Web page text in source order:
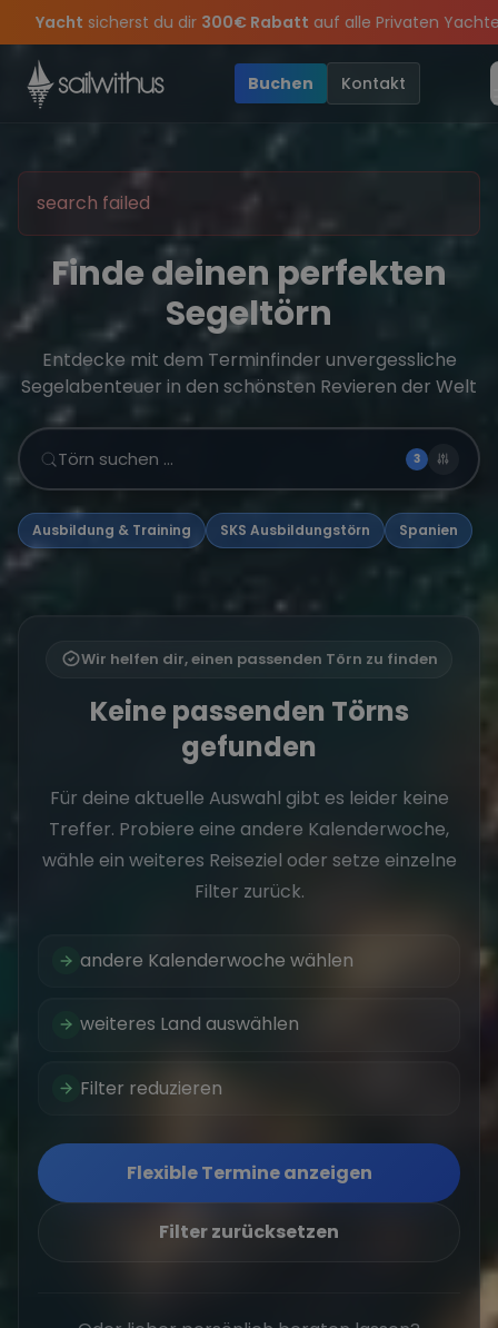
Skip to content
Sichere Dir jetztDein Meilenbuch und Deine sailwithus-
keineTörn-Updates, Insider-Tippsund exklusive
Closing Party 2026!Die Saison war legendär – wir feiern
Buchen
Kontakt
search failed
Finde deinen perfekten
Segeltörn
Entdecke mit dem Terminfinder unvergessliche
Segelabenteuer in den schönsten Revieren der Welt
Törn suchen … 3
Ausbildung & Training SKS Ausbildungstörn Spanien
Wir helfen dir, einen passenden Törn zu finden
Keine passenden Törns
gefunden
Für deine aktuelle Auswahl gibt es leider keine
Treffer. Probiere eine andere Kalenderwoche,
wähle ein weiteres Reiseziel oder setze einzelne
Filter zurück.
andere Kalenderwoche wählen
weiteres Land auswählen
Filter reduzieren
Flexible Termine anzeigen
Filter zurücksetzen